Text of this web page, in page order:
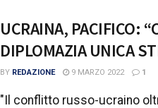
UCRAINA, PACIFICO:
DIPLOMAZIA UNICA
BY REDAZIONE 9 MARZO 2022 1
"Il conflitto russo-ucraino